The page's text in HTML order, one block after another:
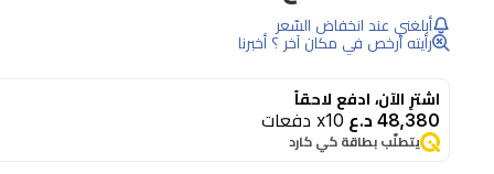
جهاز
بلايستيشن
بين
يديك
أبلغني عند انخفاض السّعر
رأيته أرخص في مكان آخر ؟ أخبرنا
اشترِ الآن، ادفع لاحقاً
48,380 د.ع x10 دفعات
يتطلّب بطاقة كي كارد